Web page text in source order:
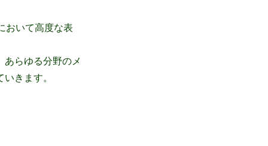
おいて高度な表
あらゆる分野のメ
きます。